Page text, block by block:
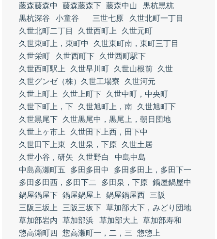
藤森藤森中
藤森藤森下 藤森中山
黒杭黒杭
黒杭深谷
小童谷 三世七原
久世北町一丁目
久世北町二丁目
久世西町上
久世元町
久世東町上，東町中
久世東町南，東町三丁目
久世栄町
久世西町下
久世西町駅下
久世西町駅上
久世早川町 久世山根前
久世
久世グンゼ（株）久世工場寮
久世河元
久世上町上
久世上町下
久世中町，中央町
久世下町上，下
久世旭町上，南
久世旭町下
久世黒尾下
久世黒尾中，黒尾上，朝日団地
久世上ヶ市上
久世田下上西，田下中
久世田下上東
久世泉，下原
久世土居
久世小谷，研矢
久世野白
中島中島
中島高瀬町五
多田多田中
多田多田上，多田下一
多田多田西，多田下二
多田泉，下原 鍋屋鍋屋中
鍋屋鍋屋下 鍋屋鍋屋上 鍋屋鍋屋西
三阪
三阪三坂上
三阪三坂下 草加部大下，みどり団地
草加部岩内
草加部浜 草加部大上
草加部寿和
惣高瀬町四
惣高瀬町一，二，三
惣惣上